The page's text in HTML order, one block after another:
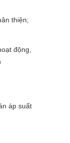
thiện;
động,
áp suất